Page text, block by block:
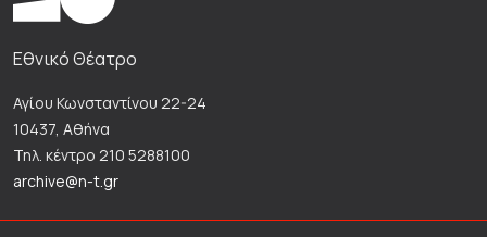
Εθνικό Θέατρο
Αγίου Κωνσταντίνου 22-24
10437, Αθήνα
Τηλ. κέντρο 210 5288100
archive@n-t.gr